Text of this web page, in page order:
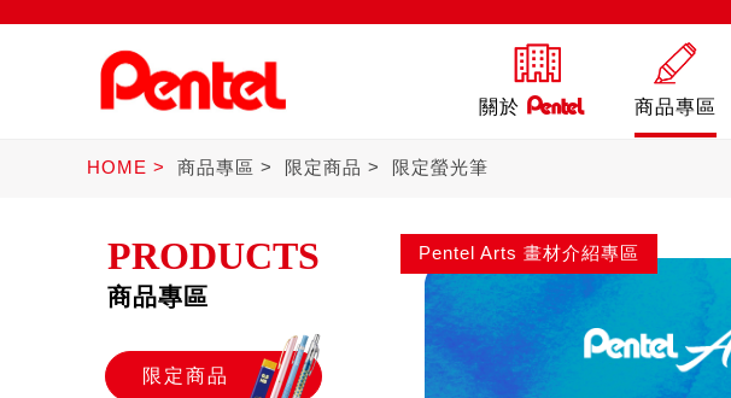
關於 商品專區
書寫筆 Sterling
HOME 商品專區 限定商品 限定螢光筆
PRODUCTS
商品專區
限定商品
Pentel Arts 畫材介紹專區